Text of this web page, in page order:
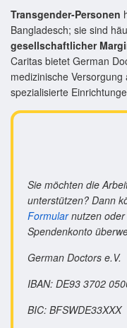
Transgender-Personen
Bangladesch; sie sind
gesellschaftlicher
Caritas bietet German
medizinische
spezialisierte
Sie möchten die
unterstützen? Dann
Formularnutzen oder
Spendenkonto
German Doctors e.V.
IBAN: DE93 3702
BIC: BFSWDE33XXX